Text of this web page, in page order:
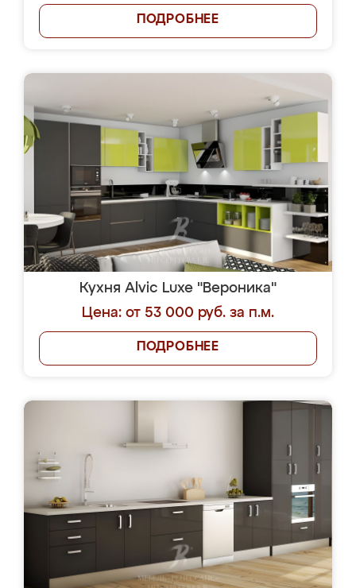
ПОДРОБНЕЕ
Кухня Alvic Luxe "Вероника"
Цена: от 53 000 руб. за п.м.
ПОДРОБНЕЕ